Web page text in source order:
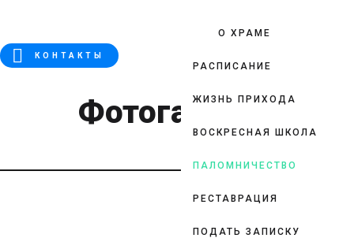
КОНТАКТЫ
О ХРАМЕ
РАСПИСАНИЕ
ЖИЗНЬ ПРИХОДА
ВОСКРЕСНАЯ ШКОЛА
ПАЛОМНИЧЕСТВО
РЕСТАВРАЦИЯ
ПОДАТЬ ЗАПИСКУ
Фотогалерея